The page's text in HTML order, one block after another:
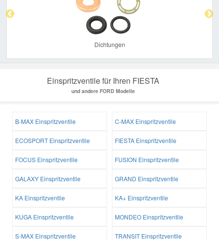
Dichtungen
Einspritzventile für Ihren FIESTA
und andere FORD Modelle
B-MAX Einspritzventile C-MAX Einspritzventile
ECOSPORT Einspritzventile FIESTA Einspritzventile
FOCUS Einspritzventile FUSION Einspritzventile
GALAXY Einspritzventile GRAND Einspritzventile
KA Einspritzventile KA+ Einspritzventile
KUGA Einspritzventile MONDEO Einspritzventile
S-MAX Einspritzventile TRANSIT Einspritzventile